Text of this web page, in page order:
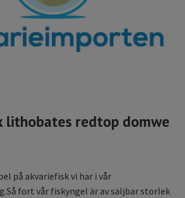
lithobates redtop domwe
på akvariefisk vi har i vår
fort vår fiskyngel är av säljbar storlek